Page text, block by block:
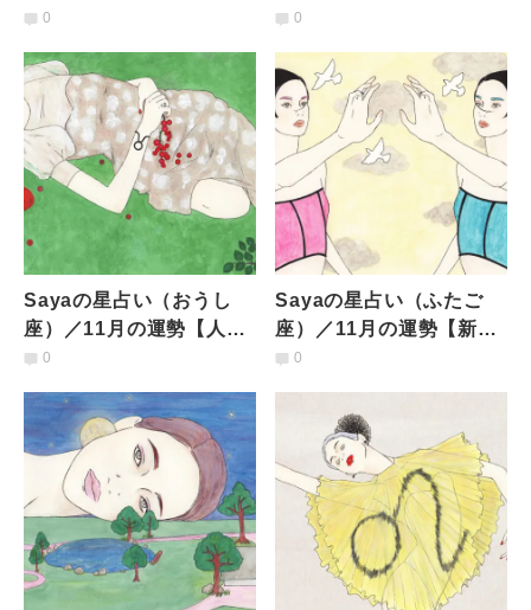
術】12星座共通／11月の
0
が順行し話がまとまる人
に】
0
Sayaの星占い（おうし
座）／11月の運勢【人間
関係は好転 大切な人との
0
Sayaの星占い（ふたご
座）／11月の運勢【新し
い出会いと別れ。相手と
0